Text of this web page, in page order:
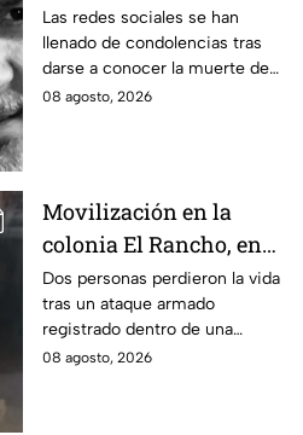
años; esto se sabe
Las redes sociales se han
llenado de condolencias tras
darse a conocer la muerte de
Jorge, padre de Lionel Messi, a
08 agosto, 2026
Movilización en la
colonia El Rancho, en
San Matías
Tlalancaleca, Puebla;
reportan dos personas
sin vida
Dos personas perdieron la vida
tras un ataque armado
registrado dentro de una
vivienda ubicada en la colonia
08 agosto, 2026